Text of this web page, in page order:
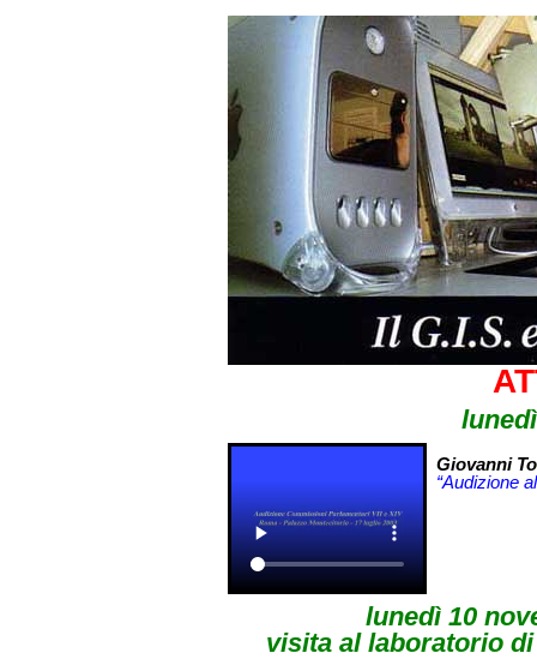
Giovanni
“Audizione
lunedì 10
visita al laboratorio